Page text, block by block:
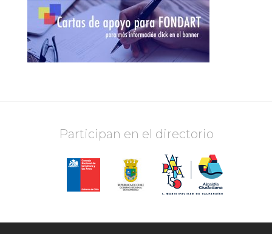
Participan en el directorio